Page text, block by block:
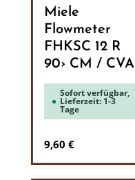
Miele
Flowmeter
FHKSC 12 R
90› CM / CVA
Sofort verfügbar,
Lieferzeit: 1-3
Tage
Regulärer Preis:
9,60 €